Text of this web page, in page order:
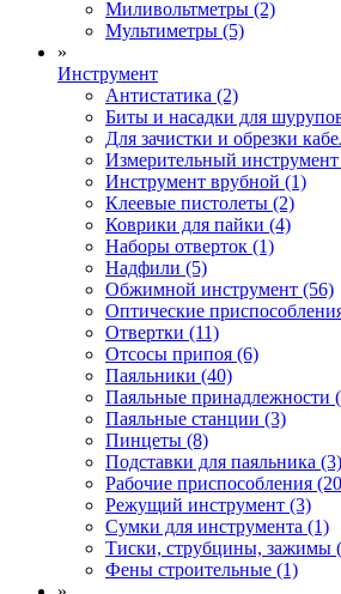
Миливольтметры (2)
Мультиметры (5)
»
Инструмент
Антистатика (2)
Биты и насадки для
Для зачистки и обрезки
Измерительный
Инструмент врубной (1)
Клеевые пистолеты (2)
Коврики для пайки (4)
Наборы отверток (1)
Надфили (5)
Обжимной инструмент (56)
Оптические
Отвертки (11)
Отсосы припоя (6)
Паяльники (40)
Паяльные принадлежности
Паяльные станции (3)
Пинцеты (8)
Подставки для паяльника (3)
Рабочие приспособления
Режущий инструмент (3)
Сумки для инструмента (1)
Тиски, струбцины, зажимы
Фены строительные (1)